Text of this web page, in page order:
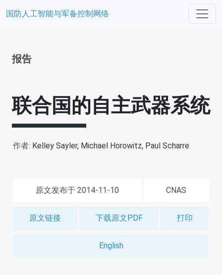
国防人工智能与军备控制网络
报告
联合国的自主武器系统
作者: Kelley Sayler, Michael Horowitz, Paul Scharre
原文发布于 2014-11-10 CNAS
原文链接 下载原文PDF 打印
English